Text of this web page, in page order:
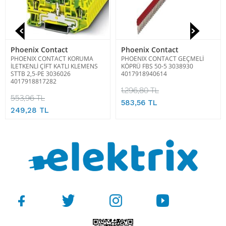
Phoenix Contact
PHOENIX CONTACT KORUMA
İLETKENLİ ÇİFT KATLI KLEMENS
STTB 2,5-PE 3036026
4017918817282
553,96 TL
249,28 TL
Phoenix Contact
PHOENIX CONTACT GEÇMELİ
KÖPRÜ FBS 50-5 3038930
4017918940614
1.296,80 TL
583,56 TL